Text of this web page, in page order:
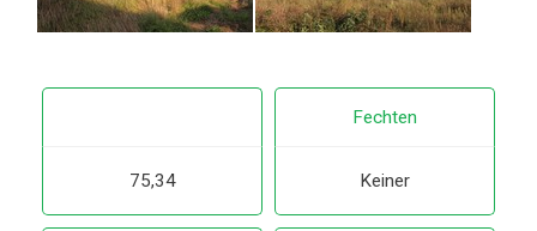
75,34
Fechten
Keiner